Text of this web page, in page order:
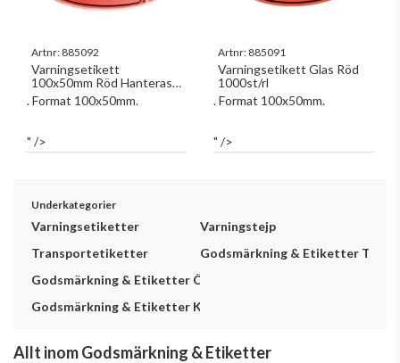
Artnr: 885092
Varningsetikett
100x50mm Röd Hanteras
Varsamt/Ömtåligt Gods
1000st/rl
. Format 100x50mm.
" />
Artnr: 885091
Varningsetikett Glas Röd
1000st/rl
. Format 100x50mm.
" />
Underkategorier
Varningsetiketter
Transportetiketter
Varningstejp
Godsmärkning & Etiketter
Godsmärkning & Etiketter Övrigt
Godsmärkning & Etiketter Kundunikt
Allt inom Godsmärkning & Etiketter